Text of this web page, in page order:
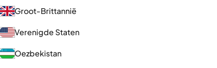
Groot-Brittannië
Verenigde Staten
Oezbekistan